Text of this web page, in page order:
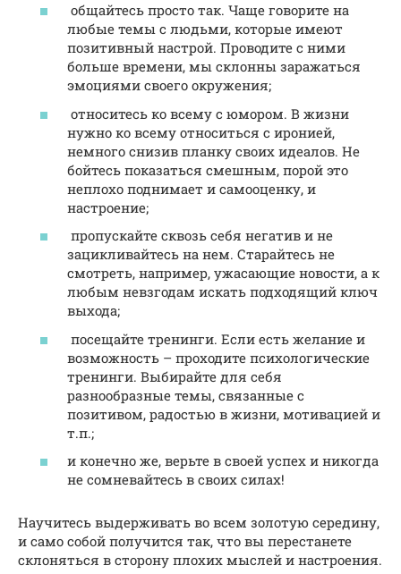
общайтесь просто так. Чаще говорите на
любые темы с людьми, которые имеют
позитивный настрой. Проводите с ними
больше времени, мы склонны заражаться
эмоциями своего окружения;
относитесь ко всему с юмором. В жизни
нужно ко всему относиться с иронией,
немного снизив планку своих идеалов. Не
бойтесь показаться смешным, порой это
неплохо поднимает и самооценку, и
настроение;
пропускайте сквозь себя негатив и не
зацикливайтесь на нем. Старайтесь не
смотреть, например, ужасающие новости, а к
любым невзгодам искать подходящий ключ
выхода;
посещайте тренинги. Если есть желание и
возможность – проходите психологические
тренинги. Выбирайте для себя
разнообразные темы, связанные с
позитивом, радостью в жизни, мотивацией и
т.п.;
и конечно же, верьте в своей успех и никогда
не сомневайтесь в своих силах!
Научитесь выдерживать во всем золотую середину,
и само собой получится так, что вы перестанете
склоняться в сторону плохих мыслей и настроения.